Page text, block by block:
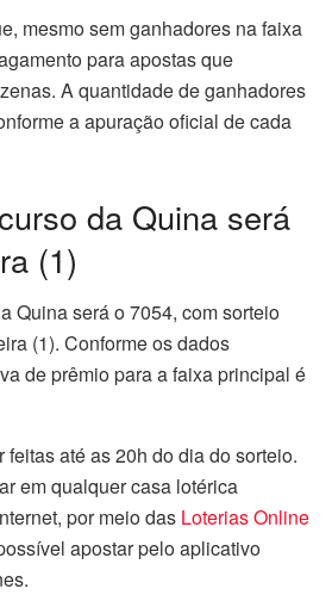
mesmo sem ganhadores na faixa
para apostas que
A quantidade de ganhadores
a apuração oficial de cada
da Quina será
(1)
Quina será o 7054, com sorteio
(1). Conforme os dados
de prêmio para a faixa principal é
até as 20h do dia do sorteio.
em qualquer casa lotérica
por meio das Loterias Online
apostar pelo aplicativo